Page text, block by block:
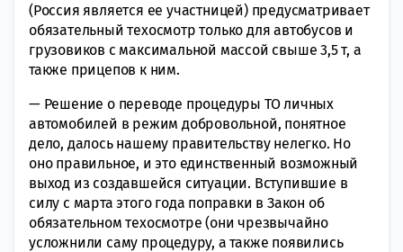
(Россия является ее участницей) предусматривает
обязательный техосмотр только для автобусов и
грузовиков с максимальной массой свыше 3,5 т, а
также прицепов к ним.
— Решение о переводе процедуры ТО личных
автомобилей в режим добровольной, понятное
дело, далось нашему правительству нелегко. Но
оно правильное, и это единственный возможный
выход из создавшейся ситуации. Вступившие в
силу с марта этого года поправки в Закон об
обязательном техосмотре (они чрезвычайно
усложнили саму процедуру, а также появились